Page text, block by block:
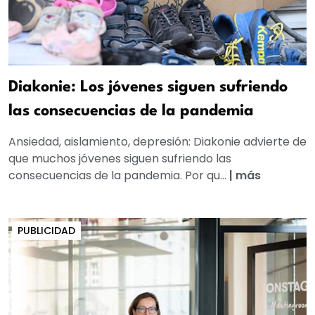
Diakonie: Los jóvenes siguen sufriendo
las consecuencias de la pandemia
Ansiedad, aislamiento, depresión: Diakonie advierte de
que muchos jóvenes siguen sufriendo las
consecuencias de la pandemia. Por qu... | más
PUBLICIDAD